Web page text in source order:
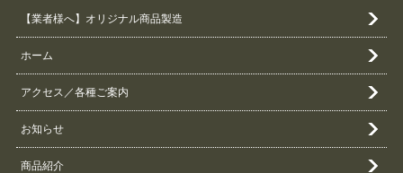
【業者様へ】オリジナル商品製造
ホーム
アクセス／各種ご案内
お知らせ
商品紹介